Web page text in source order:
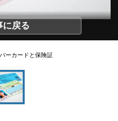
に戻る
ーカードと保険証